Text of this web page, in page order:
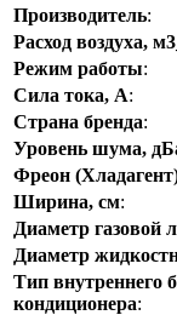
Производитель:
Расход воздуха,
Режим работы:
Сила тока, А:
Страна бренда:
Уровень шума,
Фреон
Ширина, см:
Диаметр газовой
Диаметр
Тип внутреннего
кондиционера: